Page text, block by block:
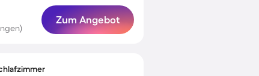
Zum Angebot